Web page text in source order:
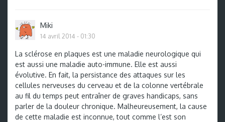
Miki
14 avril 2014 - 01:30
La sclérose en plaques est une maladie neurologique qui
est aussi une maladie auto-immune. Elle est aussi
évolutive. En fait, la persistance des attaques sur les
cellules nerveuses du cerveau et de la colonne vertébrale
au fil du temps peut entraîner de graves handicaps, sans
parler de la douleur chronique. Malheureusement, la cause
de cette maladie est inconnue, tout comme l’est son